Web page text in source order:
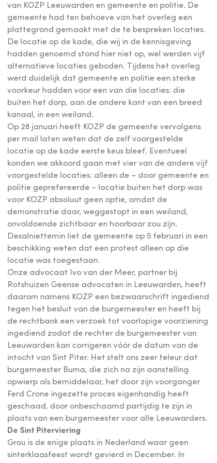
van KOZP Leeuwarden en gemeente en politie. De
gemeente had ten behoeve van het overleg een
plattegrond gemaakt met de te bespreken locaties.
De locatie op de kade, die wij in de kennisgeving
hadden genoemd stond hier niet op, wel werden vijf
alternatieve locaties geboden. Tijdens het overleg
werd duidelijk dat gemeente en politie een sterke
voorkeur hadden voor een van die locaties: die
buiten het dorp, aan de andere kant van een breed
kanaal, in een weiland.
Op 28 januari heeft KOZP de gemeente vervolgens
per mail laten weten dat de zelf voorgestelde
locatie op de kade eerste keus bleef. Eventueel
konden we akkoord gaan met vier van de andere vijf
voorgestelde locaties: alleen de – door gemeente en
politie geprefereerde – locatie buiten het dorp was
voor KOZP absoluut geen optie, omdat de
demonstratie daar, weggestopt in een weiland,
onvoldoende zichtbaar en hoorbaar zou zijn.
Desalniettemin liet de gemeente op 5 februari in een
beschikking weten dat een protest alleen op die
locatie was toegestaan.
Onze advocaat Ivo van der Meer, partner bij
Rotshuizen Geense advocaten in Leeuwarden, heeft
daarom namens KOZP een bezwaarschrift ingediend
tegen het besluit van de burgemeester en heeft bij
de rechtbank een verzoek tot voorlopige voorziening
ingediend zodat de rechter de burgemeester van
Leeuwarden kan corrigeren vóór de datum van de
intocht van Sint Piter. Het stelt ons zeer teleur dat
burgemeester Buma, die zich na zijn aanstelling
opwierp als bemiddelaar, het door zijn voorganger
Ferd Crone ingezette proces eigenhandig heeft
geschaad, door onbeschaamd partijdig te zijn in
plaats van een burgemeester voor alle Leeuwarders.
De Sint Piterviering
Grou is de enige plaats in Nederland waar geen
sinterklaasfeest wordt gevierd in December. In